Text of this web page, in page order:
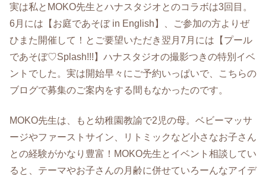
実は私とMOKO先生とハナスタジオとのコラボは3回目。
6月には【お庭であそぼ in English】、ご参加の方よりぜ
ひまた開催して！とご要望いただき翌月7月には【プール
であそぼ♡Splash!!!】ハナスタジオの撮影つきの特別イベ
ントでした。実は開始早々にご予約いっぱいで、こちらの
ブログで募集のご案内をする間もなかったのです。
MOKO先生は、もと幼稚園教諭で2児の母。ベビーマッサ
ージやファーストサイン、リトミックなど小さなお子さん
との経験がかなり豊富！MOKO先生とイベント相談してい
ると、テーマやお子さんの月齢に併せていろーんなアイデ